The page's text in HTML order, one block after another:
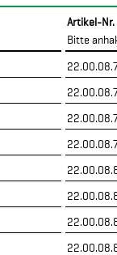
Artikel-Nr.
Bitte